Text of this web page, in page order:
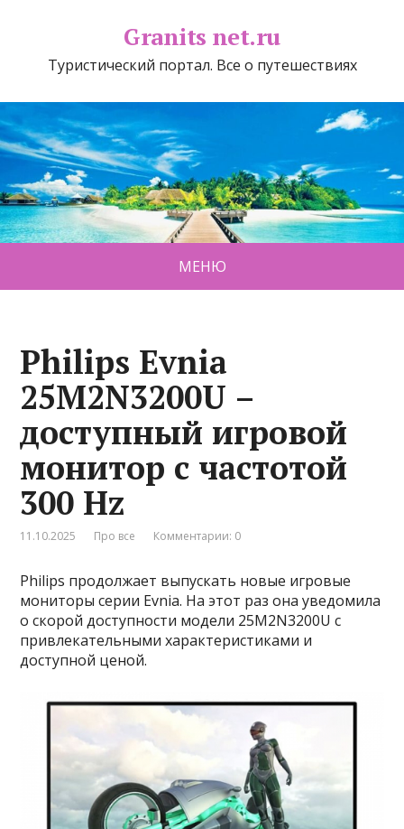
Granits net.ru
Туристический портал. Все о путешествиях
МЕНЮ
Philips Evnia
25M2N3200U –
доступный игровой
монитор с частотой
300 Hz
11.10.2025 Про все Комментарии: 0
Philips продолжает выпускать новые игровые
мониторы серии Evnia. На этот раз она уведомила
о скорой доступности модели 25M2N3200U с
привлекательными характеристиками и
доступной ценой.